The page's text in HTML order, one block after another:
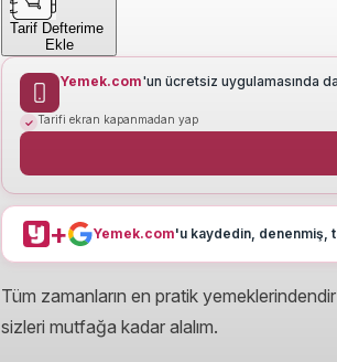
Tarif Defterime
Ekle
Yemek.com'un ücretsiz uygulamasında
Tarifi ekran kapanmadan yap
+ Yemek.com'u kaydedin, denenmiş,
Tüm zamanların en pratik yemeklerindendir
sizleri mutfağa kadar alalım.